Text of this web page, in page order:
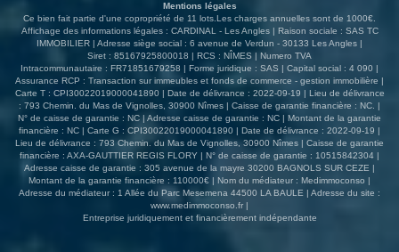
Mentions légales
Ce bien fait partie d'une copropriété de 11 lots.Les charges annuelles sont de 1000€.
Affichage des informations légales : CARDINAL - Les Angles | Raison sociale : SAS TC
IMMOBILIER | Adresse siège social : 6 avenue de Verdun - 30133 Les Angles |
Siret : 85167925800018 | RCS : NÎMES | Numero TVA
Intracommunautaire : FR71851679258 | Forme juridique : SAS | Capital social : 4 090 |
Assurance RCP : Transaction sur immeubles et fonds de commerce - gestion immobilière |
Carte T : CPI30022019000041890 | Date de délivrance : 2022-09-19 | Lieu de délivrance
: 793 Chemin. du Mas de Vignolles, 30900 Nîmes | Caisse de garantie financière : NC. |
N° de caisse de garantie : NC | Adresse caisse de garantie : NC | Montant de la garantie
financière : NC | Carte G : CPI30022019000041890 | Date de délivrance : 2022-09-19 |
Lieu de délivrance : 793 Chemin. du Mas de Vignolles, 30900 Nîmes | Caisse de garantie
financière : AXA-GAUTTIER REGIS FLORY | N° de caisse de garantie : 10515842304 |
Adresse caisse de garantie : 305 avenue de la mayre 30200 BAGNOLS SUR CEZE |
Montant de la garantie financière : 110000€ | Nom du médiateur : Medimmoconso |
Adresse du médiateur : 1 Allée du Parc Mesemena 44500 LA BAULE | Adresse du site :
www.medimmoconso.fr |
Entreprise juridiquement et financièrement indépendante